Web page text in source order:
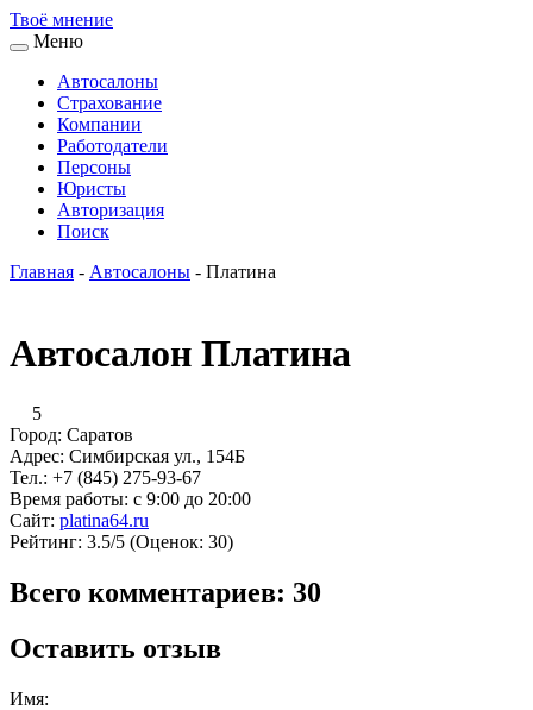
Твоё мнение
Меню
Автосалоны
Страхование
Компании
Работодатели
Персоны
Юристы
Авторизация
Поиск
Главная - Автосалоны - Платина
Автосалон Платина
5
Город: Саратов
Адрес: Симбирская ул., 154Б
Тел.: +7 (845) 275-93-67
Время работы: с 9:00 до 20:00
Сайт: platina64.ru
Рейтинг: 3.5/5 (Оценок: 30)
Всего комментариев: 30
Оставить отзыв
Имя: